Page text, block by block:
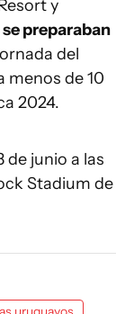
y
preparaban
del
menos de 10
2024.
de junio a las
Stadium de